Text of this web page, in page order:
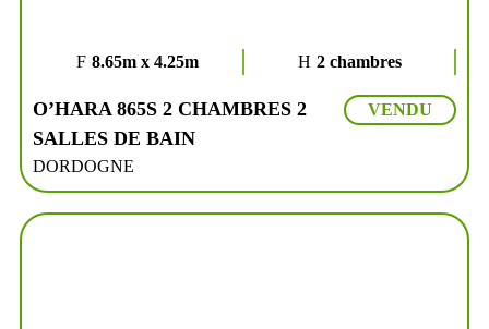
8.65m x 4.25m 2 chambres
O’HARA 865S 2 CHAMBRES 2
SALLES DE BAIN
DORDOGNE
VENDU